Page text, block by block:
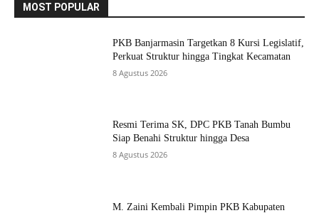
MOST POPULAR
PKB Banjarmasin Targetkan 8 Kursi Legislatif,
Perkuat Struktur hingga Tingkat Kecamatan
8 Agustus 2026
Resmi Terima SK, DPC PKB Tanah Bumbu
Siap Benahi Struktur hingga Desa
8 Agustus 2026
M. Zaini Kembali Pimpin PKB Kabupaten